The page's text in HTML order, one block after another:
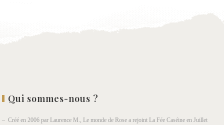
Qui sommes-nous ?
– Créé en 2006 par Laurence M., Le monde de Rose a rejoint La Fée Caséine en Juillet